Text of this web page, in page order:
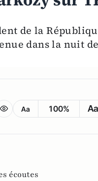
de la
dans la nuit
Aa 100% Aa
écoutes